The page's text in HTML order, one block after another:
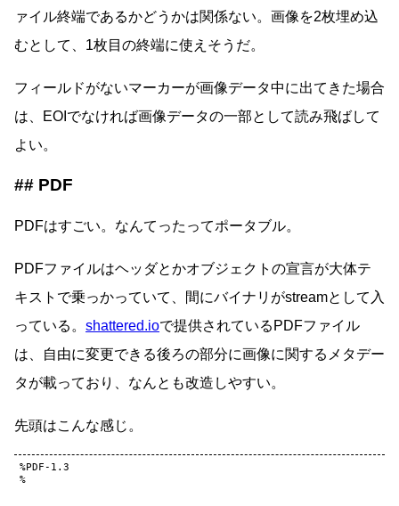
ァイル終端であるかどうかは関係ない。画像を2枚埋め込
むとして、1枚目の終端に使えそうだ。
フィールドがないマーカーが画像データ中に出てきた場合
は、EOIでなければ画像データの一部として読み飛ばして
よい。
PDF
PDFはすごい。なんてったってポータブル。
PDFファイルはヘッダとかオブジェクトの宣言が大体テ
キストで乗っかっていて、間にバイナリがstreamとして入
っている。 shattered.ioで提供されているPDFファイル
は、自由に変更できる後ろの部分に画像に関するメタデー
タが載っており、なんとも改造しやすい。
先頭はこんな感じ。
%PDF-1.3
%